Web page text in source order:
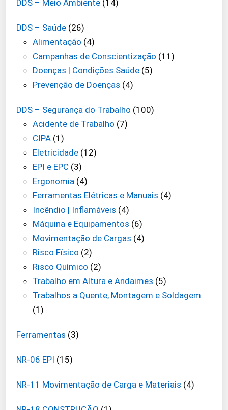
DDS – Meio Ambiente (14)
DDS – Saúde (26)
Alimentação (4)
Campanhas de Conscientização (11)
Doenças | Condições Saúde (5)
Prevenção de Doenças (4)
DDS – Segurança do Trabalho (100)
Acidente de Trabalho (7)
CIPA (1)
Eletricidade (12)
EPI e EPC (3)
Ergonomia (4)
Ferramentas Elétricas e Manuais (4)
Incêndio | Inflamáveis (4)
Máquina e Equipamentos (6)
Movimentação de Cargas (4)
Risco Físico (2)
Risco Químico (2)
Trabalho em Altura e Andaimes (5)
Trabalhos a Quente, Montagem e Soldagem
(1)
Ferramentas (3)
NR-06 EPI (15)
NR-11 Movimentação de Carga e Materiais (4)